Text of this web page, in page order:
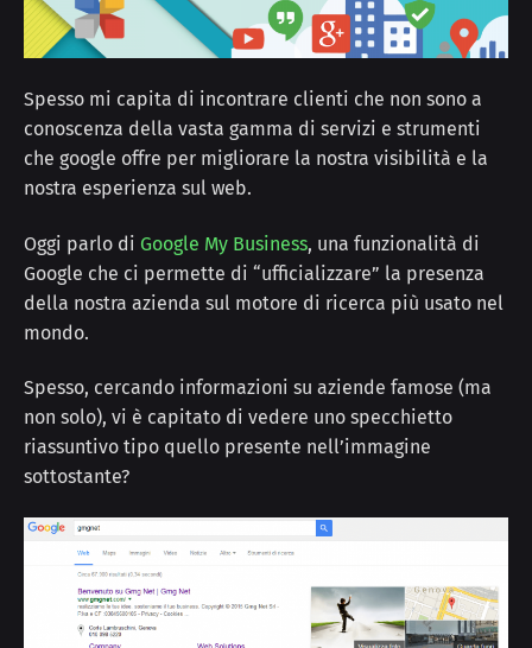
Spesso mi capita di incontrare clienti che non sono a
conoscenza della vasta gamma di servizi e strumenti
che google offre per migliorare la nostra visibilità e la
nostra esperienza sul web.
Oggi parlo di Google My Business, una funzionalità di
Google che ci permette di “ufficializzare” la presenza
della nostra azienda sul motore di ricerca più usato nel
mondo.
Spesso, cercando informazioni su aziende famose (ma
non solo), vi è capitato di vedere uno specchietto
riassuntivo tipo quello presente nell’immagine
sottostante?